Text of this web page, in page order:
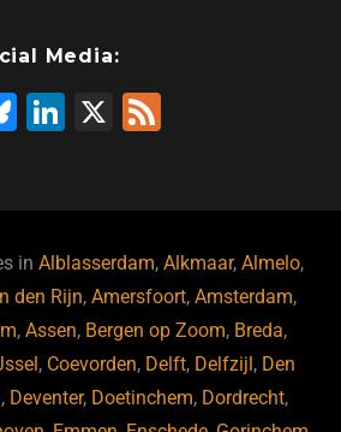
Media:
Bl
ky
Li
dI
n
X
inAlblasserdam,Alkmaar,Almelo,
den Rijn,Amersfoort,Amsterdam,
,Assen, Bergen op Zoom, Breda,
, Coevorden, Delft, Delfzijl, Den
, Deventer, Doetinchem, Dordrecht,